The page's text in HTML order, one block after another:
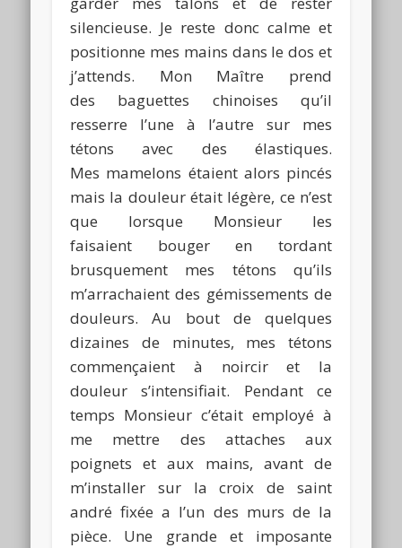
silencieuse. Je reste donc calme et
positionne mes mains dans le dos et
j’attends. Mon Maître prend
des baguettes chinoises qu’il
resserre l’une à l’autre sur mes
tétons avec des élastiques.
Mes mamelons étaient alors pincés
mais la douleur était légère, ce n’est
que lorsque Monsieur les
faisaient bouger en tordant
brusquement mes tétons qu’ils
m’arrachaient des gémissements de
douleurs. Au bout de quelques
dizaines de minutes, mes tétons
commençaient à noircir et la
douleur s’intensifiait. Pendant ce
temps Monsieur c’était employé à
me mettre des attaches aux
poignets et aux mains, avant de
m’installer sur la croix de saint
andré fixée a l’un des murs de la
pièce. Une grande et imposante